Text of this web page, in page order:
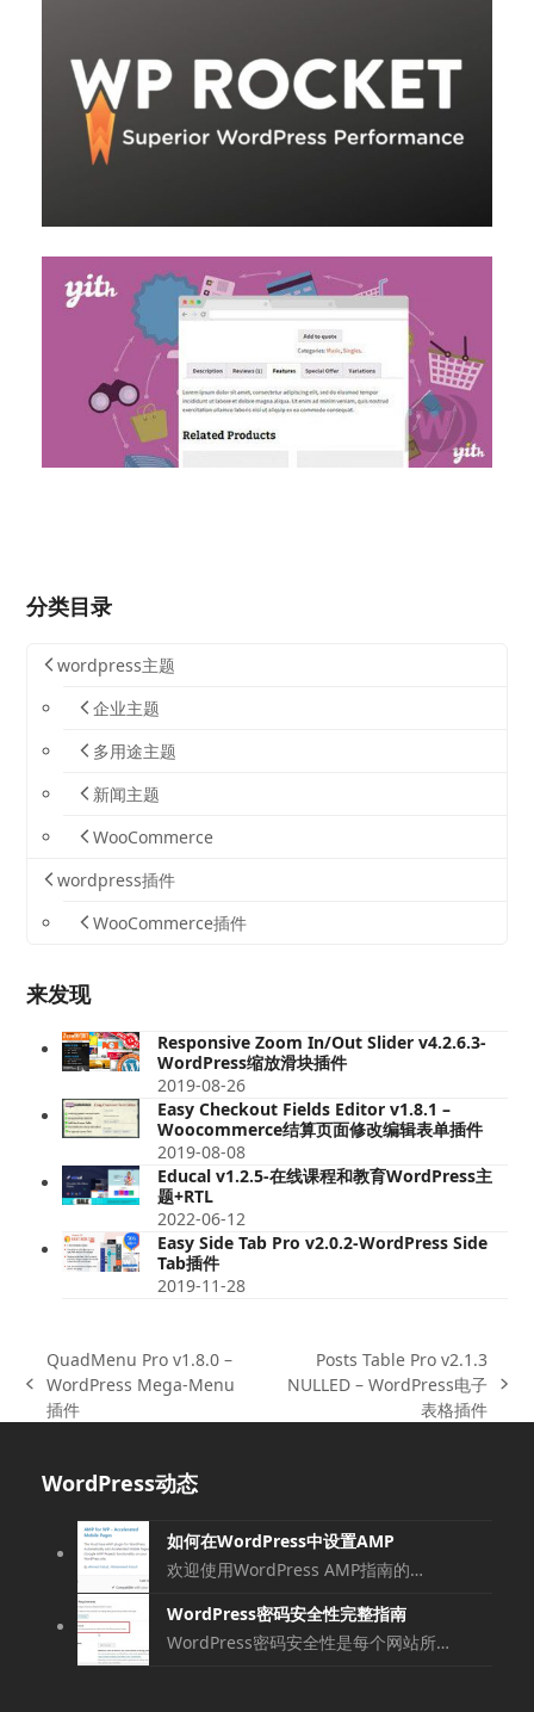
分类目录
wordpress主题
企业主题
多用途主题
新闻主题
WooCommerce
wordpress插件
WooCommerce插件
来发现
Responsive Zoom In/Out Slider v4.2.6.3-
WordPress缩放滑块插件
2019-08-26
Easy Checkout Fields Editor v1.8.1 –
Woocommerce结算页面修改编辑表单插件
2019-08-08
Educal v1.2.5-在线课程和教育WordPress主
题+RTL
2022-06-12
Easy Side Tab Pro v2.0.2-WordPress Side
Tab插件
2019-11-28
上
一
章:
QuadMenu Pro v1.8.0 –
WordPress Mega-Menu
插件
一
Posts Table Pro v2.1.3
NULLED – WordPress电子
表格插件
WordPress动态
如何在WordPress中设置AMP
欢迎使用WordPress AMP指南的…
WordPress密码安全性完整指南
WordPress密码安全性是每个网站所…